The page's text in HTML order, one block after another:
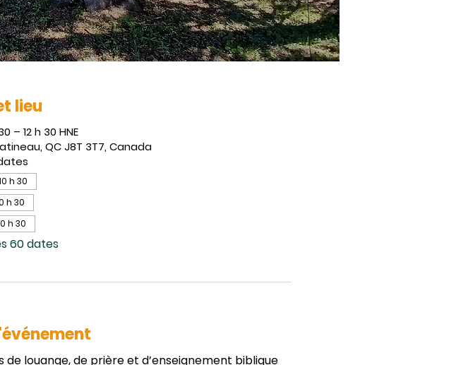
lieu
– 12 h 30 HNE
QC J8T 3T7, Canada
h 30
h 30
h 30
60 dates
louange, de prière et d’enseignement biblique